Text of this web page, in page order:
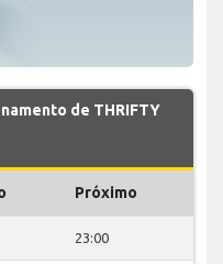
de THRIFTY
Próximo
23:00